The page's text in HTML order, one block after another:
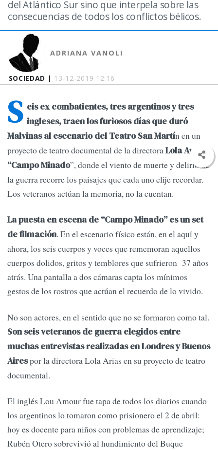
SOCIEDAD | 13-12-2019 12:16
del Atlántico Sur sino que interpela sobre las
consecuencias de todos los conflictos bélicos.
ADRIANA VANOLI
S eis ex combatientes, tres argentinos y tres
ingleses, traen los furiosos días que duró
Malvinas al escenario del Teatro San Martín en un
proyecto de teatro documental de la directoraLola Arias.
“Campo Minado”, donde el viento de muerte y delirio de
la guerra recorre los paisajes que cada uno elije recordar.
Los veteranos actúan la memoria, no la cuentan.
La puesta en escena de “Campo Minado” es un set
de filmación. En el escenario físico están, en el aquí y
ahora, los seis cuerpos y voces que rememoran aquellos
cuerpos dolidos, gritos y temblores que sufrieron 37 años
atrás. Una pantalla a dos cámaras capta los mínimos
gestos de los rostros que actúan el recuerdo de lo vivido.
No son actores, en el sentido que no se formaron como tal.
Son seis veteranos de guerra elegidos entre
muchas entrevistas realizadas en Londres y Buenos
Airespor la directora Lola Arias en su proyecto de teatro
documental.
El inglés Lou Amour fue tapa de todos los diarios cuando
los argentinos lo tomaron como prisionero el 2 de abril:
hoy es docente para niños con problemas de aprendizaje;
Rubén Otero sobrevivió al hundimiento del Buque